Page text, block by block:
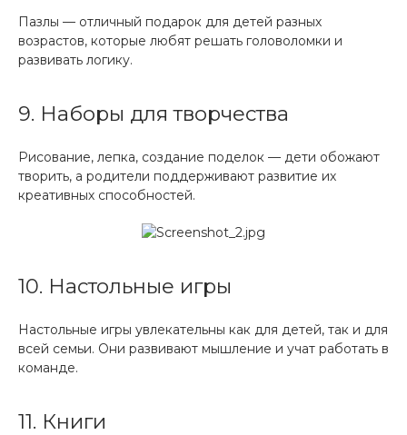
Пазлы — отличный подарок для детей разных
возрастов, которые любят решать головоломки и
развивать логику.
9. Наборы для творчества
Рисование, лепка, создание поделок — дети обожают
творить, а родители поддерживают развитие их
креативных способностей.
10. Настольные игры
Настольные игры увлекательны как для детей, так и для
всей семьи. Они развивают мышление и учат работать в
команде.
11. Книги